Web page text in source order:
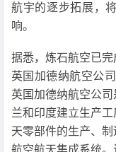
航宇的逐步拓展，
响。
据悉，炼石航空已
英国加德纳航空公
英国加德纳航空公
兰和印度建立生产
天零部件的生产、